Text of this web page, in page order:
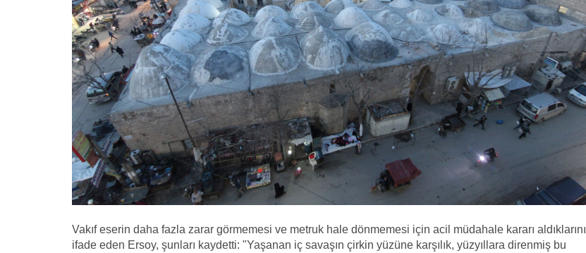
Vakıf eserin daha fazla zarar görmemesi ve metruk hale dönmemesi için acil müdahale kararı aldıklarını
ifade eden Ersoy, şunları kaydetti: "Yaşanan iç savaşın çirkin yüzüne karşılık, yüzyıllara direnmiş bu